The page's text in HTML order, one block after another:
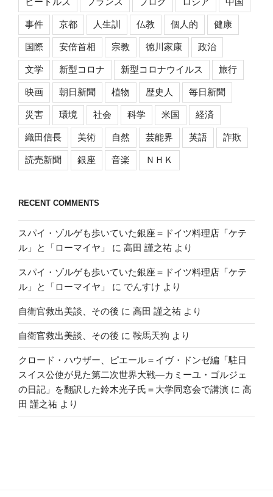
事件 京都 人生訓 仏教 個人的 健康
国際 安倍首相 宗教 徳川家康 政治
文学 新型コロナ 新型コロナウイルス 旅行
映画 朝日新聞 植物 歴史人 毎日新聞
災害 環境 社会 科学 米国 経済
織田信長 美術 自然 芸能界 英語 詐欺
読売新聞 銀座 音楽 ＮＨＫ
RECENT COMMENTS
スパイ・ゾルゲも歩いていた銀座＝ドイツ料理店「ケテ
ル」と「ローマイヤ」
に 高田 謹之祐 より
スパイ・ゾルゲも歩いていた銀座＝ドイツ料理店「ケテ
ル」と「ローマイヤ」
に でんすけ より
自衛官救出美談、その後 に 高田 謹之祐 より
自衛官救出美談、その後 に 鞍馬天狗 より
クロード・ハウザー、ピエール＝イヴ・ドンゼ編「駐日
スイス公使が見た第二次世界大戦―カミーユ・ゴルジェ
の日記」を翻訳した鈴木光子氏＝大学同窓会で講演 に 高
田 謹之祐 より